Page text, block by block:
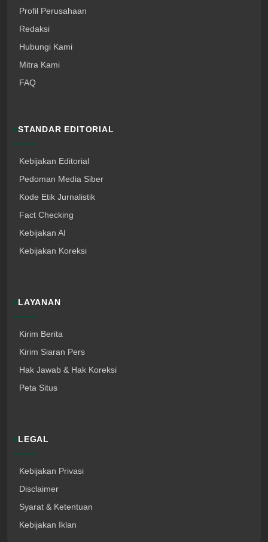
Profil Perusahaan
Redaksi
Hubungi Kami
Mitra Kami
FAQ
STANDAR EDITORIAL
Kebijakan Editorial
Pedoman Media Siber
Kode Etik Jurnalistik
Fact Checking
Kebijakan AI
Kebijakan Koreksi
LAYANAN
Kirim Berita
Kirim Siaran Pers
Hak Jawab & Hak Koreksi
Peta Situs
LEGAL
Kebijakan Privasi
Disclaimer
Syarat & Ketentuan
Kebijakan Iklan